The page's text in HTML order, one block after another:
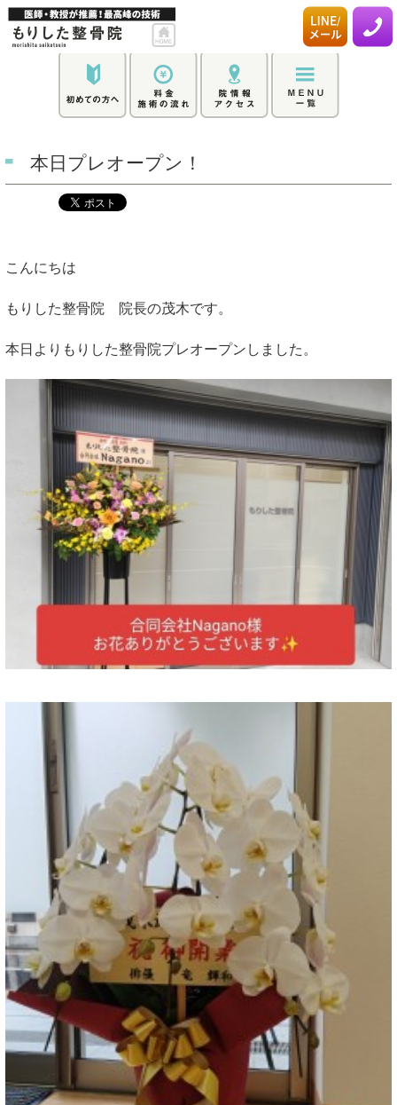
本日プレオープン！
こんにちは
もりした整骨院 院長の茂木です。
本日よりもりした整骨院プレオープンしました。